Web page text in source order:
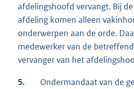
afdelingshoofd vervangt. Bij
afdeling komen alleen
onderwerpen aan de orde.
medewerker van de
vervanger van het
5.
Ondermandaat van de